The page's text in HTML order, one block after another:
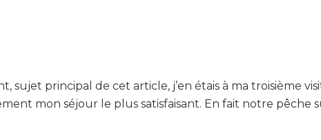
sujet principal de cet article, j’en étais à ma troisième
mon séjour le plus satisfaisant. En fait notre